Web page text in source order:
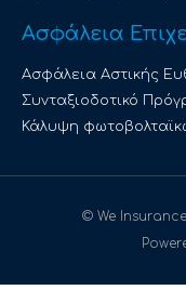
Ασφάλεια
Ασφάλεια Αστικής
Συνταξιοδοτικό
Κάλυψη
© We